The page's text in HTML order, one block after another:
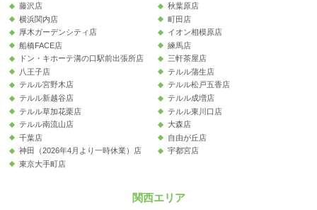
藤沢店
秋葉原店
横浜関内店
町田店
厚木ガーデンシティ店
イオン相模原店
船橋FACE店
練馬店
ドン・キホーテ溝の口駅前出張所店
三軒茶屋店
八王子店
テルル蒲生店
テルル宮野木店
テルル松戸五香店
テルル新越谷店
テルル成増店
テルル草加花栗店
テルル東川口店
テルル南流山店
大森店
千葉店
自由が丘店
神田（2026年4月より一時休業）店
宇都宮店
東京大手町店
関西エリア